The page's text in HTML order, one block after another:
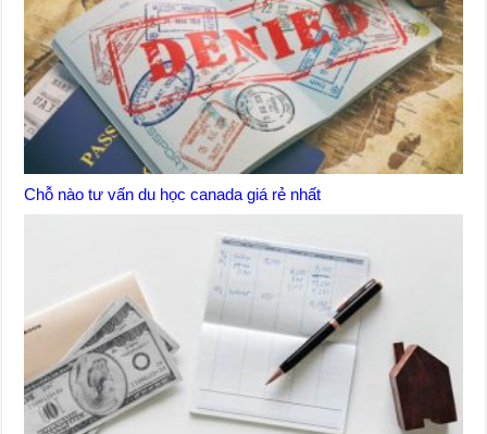
Chỗ nào tư vấn du học canada giá rẻ nhất